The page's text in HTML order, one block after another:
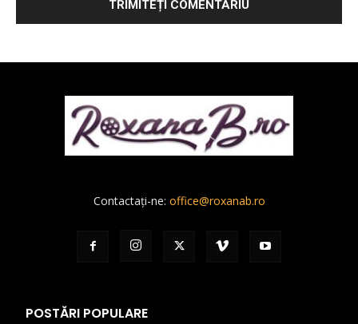
Contactați-ne: office@roxanab.ro
POSTĂRI POPULARE